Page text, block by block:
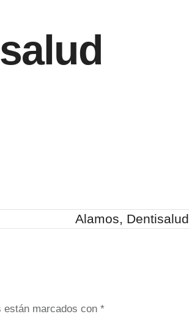
Alamos, Dentisalud
están marcados con *